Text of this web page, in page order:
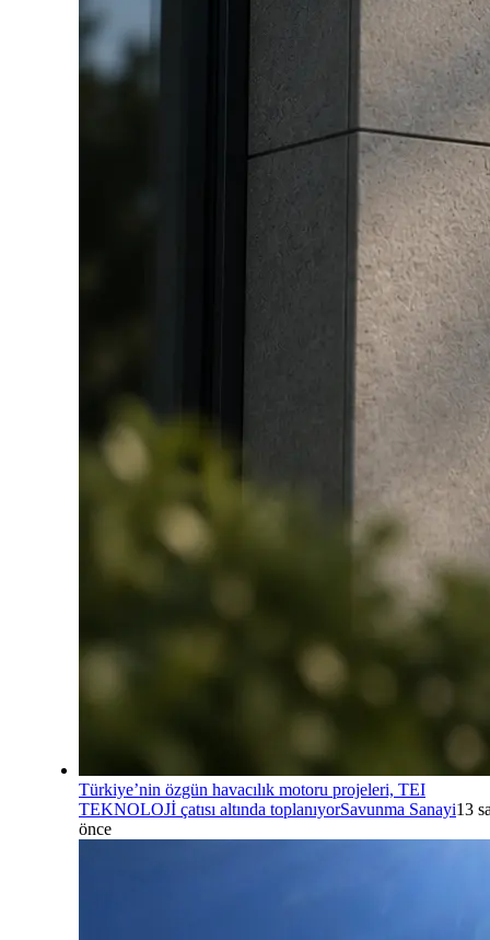
Türkiye’nin özgün havacılık motoru projeleri, TEI
TEKNOLOJİ çatısı altında toplanıyorSavunma Sanayi13
önce